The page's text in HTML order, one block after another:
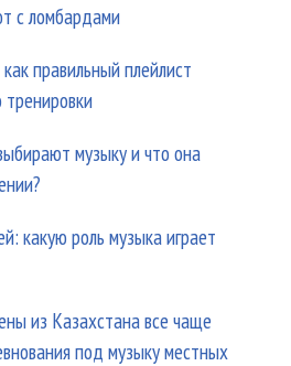
с ломбардами
правильный плейлист
тренировки
музыку и что она
какую роль музыка играет
из Казахстана все чаще
под музыку местных